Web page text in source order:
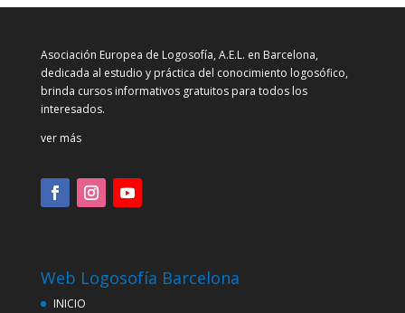
Asociación Europea de Logosofía, A.E.L. en Barcelona,
dedicada al estudio y práctica del conocimiento logosófico,
brinda cursos informativos gratuitos para todos los
interesados.
ver más
Web Logosofía Barcelona
INICIO